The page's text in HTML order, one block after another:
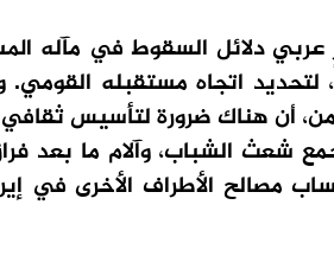
عربي دلائل السقوط في مآله
لتحديد اتجاه مستقبله
أن هناك ضرورة لتأسيس
شعث الشباب، وآلام ما بعد
مصالح الأطراف الأخرى في